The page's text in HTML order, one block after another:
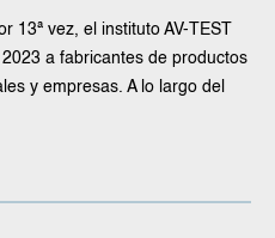
13ª vez, el instituto AV-TEST
a fabricantes de productos
y empresas. A lo largo del